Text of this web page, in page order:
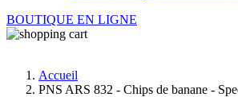
BOUTIQUE EN LIGNE
Accueil
PNS ARS 832 - Chips de banane -